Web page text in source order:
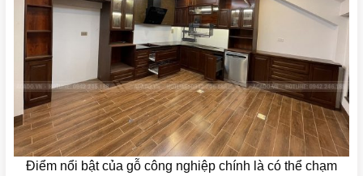
Điểm nổi bật của gỗ công nghiệp chính là có thể chạm